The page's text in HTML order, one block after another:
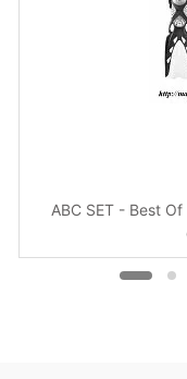
ABC SET - Best